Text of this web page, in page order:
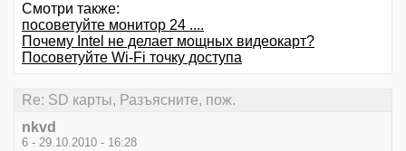
Смотри также:
посоветуйте монитор 24 ....
Почему Intel не делает мощных видеокарт?
Посоветуйте Wi-Fi точку доступа
Re: SD карты, Разъясните, пож.
nkvd
6 - 29.10.2010 - 16:28